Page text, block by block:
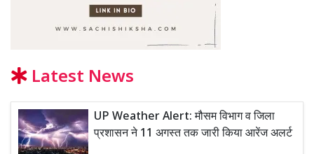
Latest News
UP Weather Alert: मौसम विभाग व जिला
प्रशासन ने 11 अगस्त तक जारी किया आरेंज अलर्ट